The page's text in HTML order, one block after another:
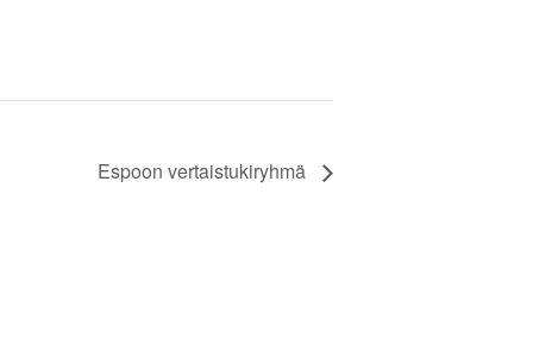
Espoon vertaistukiryhmä